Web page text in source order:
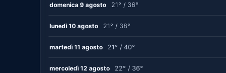
domenica 9 agosto 21° / 36°
lunedì 10 agosto 21° / 38°
martedì 11 agosto 21° / 40°
mercoledì 12 agosto 22° / 36°